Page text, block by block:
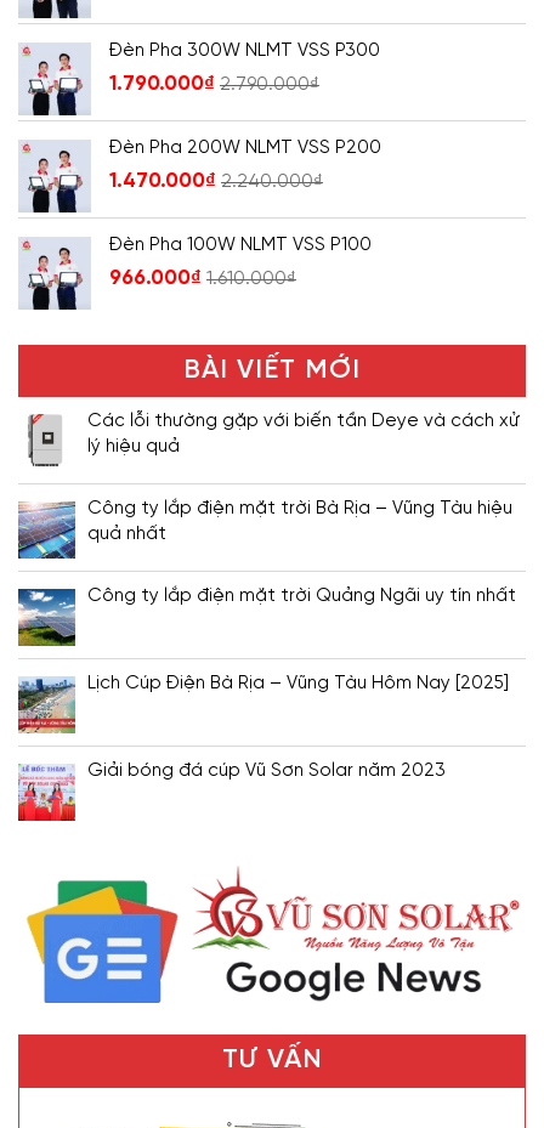
Đèn Pha 300W NLMT VSS P300
1.790.000₫ 2.790.000₫
Đèn Pha 200W NLMT VSS P200
1.470.000₫ 2.240.000₫
Đèn Pha 100W NLMT VSS P100
966.000₫ 1.610.000₫
BÀI VIẾT MỚI
Các lỗi thường gặp với biến tần Deye và cách xử
lý hiệu quả
Công ty lắp điện mặt trời Bà Rịa – Vũng Tàu hiệu
quả nhất
Công ty lắp điện mặt trời Quảng Ngãi uy tín nhất
Lịch Cúp Điện Bà Rịa – Vũng Tàu Hôm Nay [2025]
Giải bóng đá cúp Vũ Sơn Solar năm 2023
TƯ VẤN